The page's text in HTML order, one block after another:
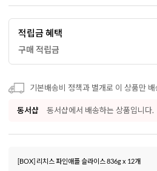
적립금 혜택
구매 적립금
기본배송비 정책과 별개로 이 상품만
동서샵 동서샵에서 배송하는 상품입니다.
[BOX] 리치스 파인애플 슬라이스 836g x 12개